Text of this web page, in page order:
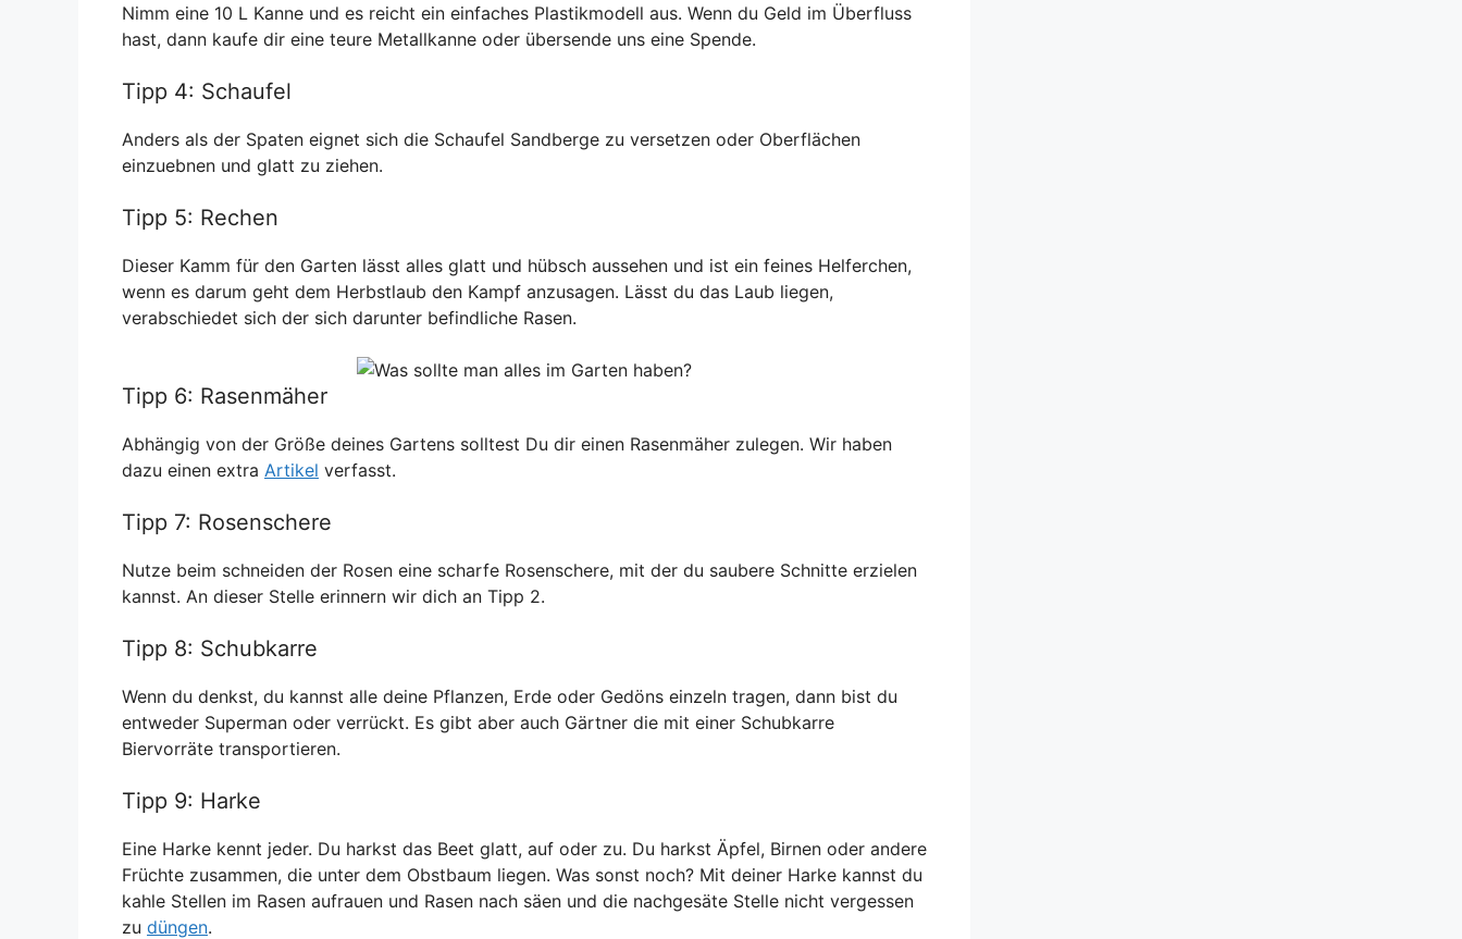
Nimm eine 10 L Kanne und es reicht ein einfaches Plastikmodell aus. Wenn du Geld im Überfluss
hast, dann kaufe dir eine teure Metallkanne oder übersende uns eine Spende.
Tipp 4: Schaufel
Anders als der Spaten eignet sich die Schaufel Sandberge zu versetzen oder Oberflächen
einzuebnen und glatt zu ziehen.
Tipp 5: Rechen
Dieser Kamm für den Garten lässt alles glatt und hübsch aussehen und ist ein feines Helferchen,
wenn es darum geht dem Herbstlaub den Kampf anzusagen. Lässt du das Laub liegen,
verabschiedet sich der sich darunter befindliche Rasen.
Tipp 6: Rasenmäher
Abhängig von der Größe deines Gartens solltest Du dir einen Rasenmäher zulegen. Wir haben
dazu einen extra Artikel verfasst.
Tipp 7: Rosenschere
Nutze beim schneiden der Rosen eine scharfe Rosenschere, mit der du saubere Schnitte erzielen
kannst. An dieser Stelle erinnern wir dich an Tipp 2.
Tipp 8: Schubkarre
Wenn du denkst, du kannst alle deine Pflanzen, Erde oder Gedöns einzeln tragen, dann bist du
entweder Superman oder verrückt. Es gibt aber auch Gärtner die mit einer Schubkarre
Biervorräte transportieren.
Tipp 9: Harke
Eine Harke kennt jeder. Du harkst das Beet glatt, auf oder zu. Du harkst Äpfel, Birnen oder andere
Früchte zusammen, die unter dem Obstbaum liegen. Was sonst noch? Mit deiner Harke kannst du
kahle Stellen im Rasen aufrauen und Rasen nach säen und die nachgesäte Stelle nicht vergessen
zu düngen.